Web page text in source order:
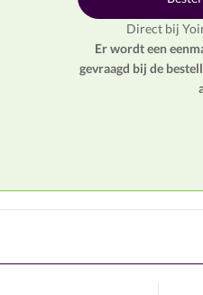
Direct bij
Er wordt een
gevraagd bij de